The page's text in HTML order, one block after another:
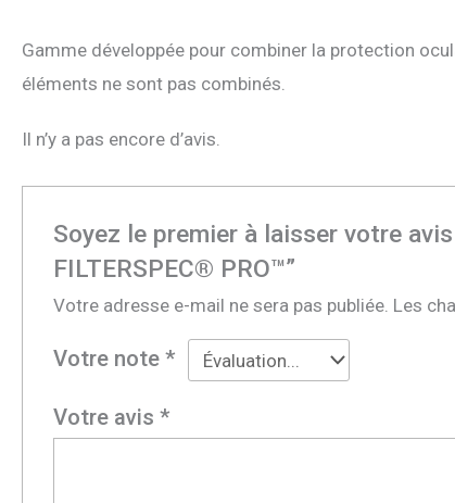
Gamme développée pour combiner la protection
éléments ne sont pas combinés.
Il n’y a pas encore d’avis.
Soyez le premier à laisser votre avis
FILTERSPEC® PRO™”
Votre adresse e-mail ne sera pas publiée. Les
Votre note*
Votre avis*